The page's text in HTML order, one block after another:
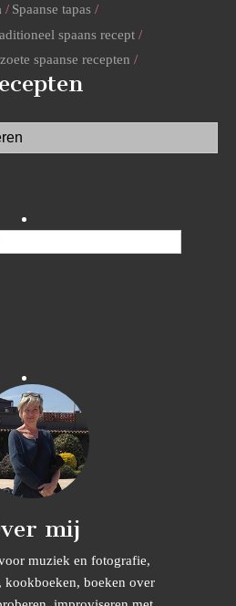
Spaanse tapas
spaans recept
zoete spaanse recepten
mij
muziek en fotografie,
boeken over